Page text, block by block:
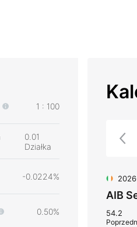
1 : 100
0.01
Działka
-0.0224%
0.50%
AIB
54.2